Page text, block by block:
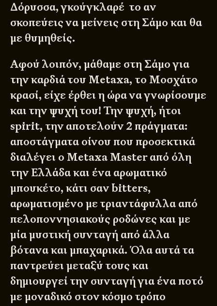
Δόρυσσα, γκούγκλαρέ το αν
σκοπεύεις να μείνεις στη Σάμο και θα
με θυμηθείς.
Αφού λοιπόν, μάθαμε στη Σάμο για
την καρδιά του Metaxa, το Μοσχάτο
κρασί, είχε έρθει η ώρα να γνωρίσουμε
και την ψυχή του! Την ψυχή, ήτοι
spirit, την αποτελούν 2 πράγματα:
αποστάγματα οίνου που προσεκτικά
διαλέγει ο Metaxa Master από όλη
την Ελλάδα και ένα αρωματικό
μπουκέτο, κάτι σαν bitters,
αρωματισμένο με τριαντάφυλλα από
πελοποννησιακούς ροδώνες και με
μία μυστική συνταγή από άλλα
βότανα και μπαχαρικά. Όλα αυτά τα
παντρεύει μεταξύ τους και
δημιουργεί την συνταγή για ένα ποτό
με μοναδικό στον κόσμο τρόπο